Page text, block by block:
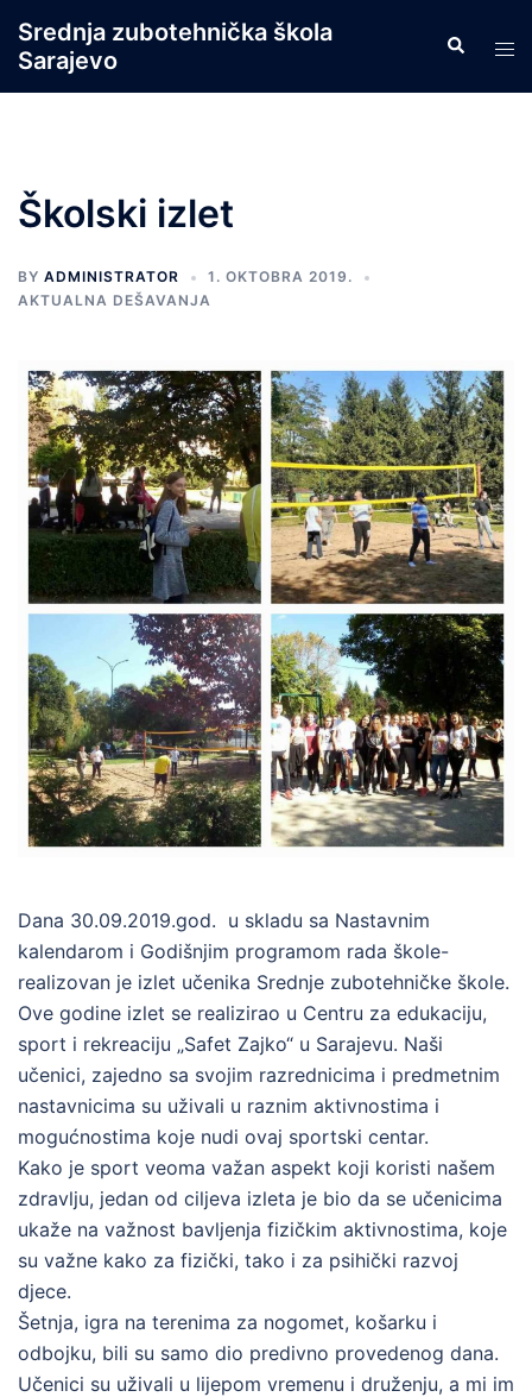
content
Srednja zubotehnička škola
Sarajevo
Search
Školski izlet
BY ADMINISTRATOR
1. OKTOBRA 2019.
AKTUALNA DEŠAVANJA
Dana 30.09.2019.god. u skladu sa Nastavnim
kalendarom i Godišnjim programom rada škole-
realizovan je izlet učenika Srednje zubotehničke škole.
Ove godine izlet se realizirao u Centru za edukaciju,
sport i rekreaciju „Safet Zajko“ u Sarajevu. Naši
učenici, zajedno sa svojim razrednicima i predmetnim
nastavnicima su uživali u raznim aktivnostima i
mogućnostima koje nudi ovaj sportski centar.
Kako je sport veoma važan aspekt koji koristi našem
zdravlju, jedan od ciljeva izleta je bio da se učenicima
ukaže na važnost bavljenja fizičkim aktivnostima, koje
su važne kako za fizički, tako i za psihički razvoj
djece.
Šetnja, igra na terenima za nogomet, košarku i
odbojku, bili su samo dio predivno provedenog dana.
Učenici su uživali u lijepom vremenu i druženju, a mi im